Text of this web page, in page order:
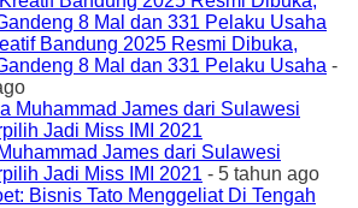
Bandung 2025 Resmi Dibuka,
8 Mal dan 331 Pelaku Usaha -
James dari Sulawesi
Jadi Miss IMI 2021 - 5 tahun ago